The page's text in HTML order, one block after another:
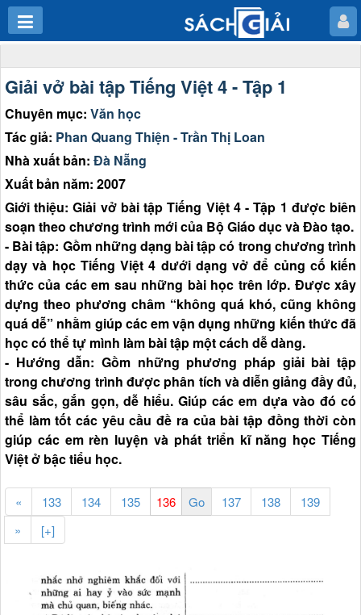
Giải vở bài tập Tiếng Việt 4 - Tập 1
Chuyên mục: Văn học
Tác giả: Phan Quang Thiện - Trần Thị Loan
Nhà xuất bản: Đà Nẵng
Xuất bản năm: 2007
Giới thiệu: Giải vở bài tập Tiếng Việt 4 - Tập 1 được biên
soạn theo chương trình mới của Bộ Giáo dục và Đào tạo.
- Bài tập: Gồm những dạng bài tập có trong chương trình
dạy và học Tiếng Việt 4 dưới dạng vở để củng cố kiến
thức của các em sau những bài học trên lớp. Được xây
dựng theo phương châm “không quá khó, cũng không
quá dễ” nhằm giúp các em vận dụng những kiến thức đã
học có thể tự mình làm bài tập một cách dễ dàng.
- Hướng dẫn: Gồm những phương pháp giải bài tập
trong chương trình được phân tích và diễn giảng đầy đủ,
sâu sắc, gắn gọn, dễ hiểu. Giúp các em dựa vào đó có
thể làm tốt các yêu cầu đề ra của bài tập đồng thời còn
giúp các em rèn luyện và phát triển kĩ năng học Tiếng
Việt ở bậc tiểu học.
« 133 134 135 137 138
139
»
[+]